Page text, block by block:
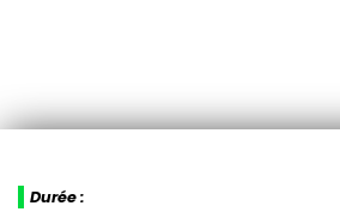
Durée :